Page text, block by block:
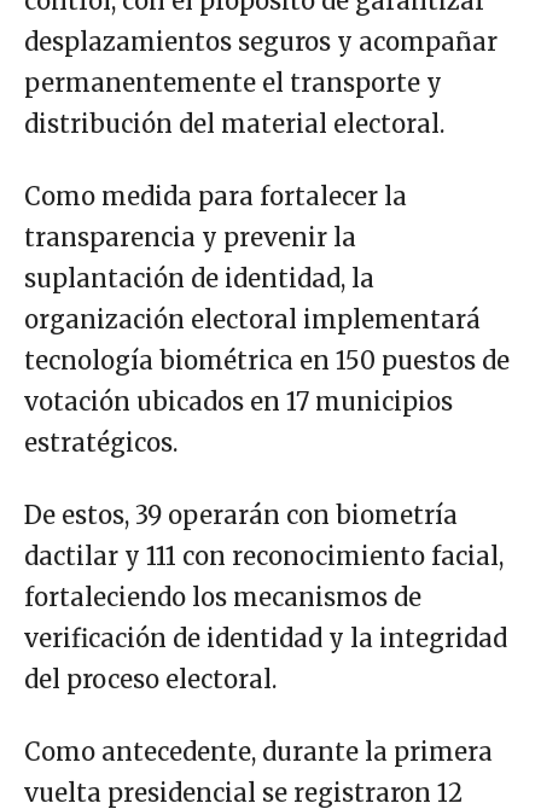
desplazamientos seguros y acompañar
permanentemente el transporte y
distribución del material electoral.
Como medida para fortalecer la
transparencia y prevenir la
suplantación de identidad, la
organización electoral implementará
tecnología biométrica en 150 puestos de
votación ubicados en 17 municipios
estratégicos.
De estos, 39 operarán con biometría
dactilar y 111 con reconocimiento facial,
fortaleciendo los mecanismos de
verificación de identidad y la integridad
del proceso electoral.
Como antecedente, durante la primera
vuelta presidencial se registraron 12